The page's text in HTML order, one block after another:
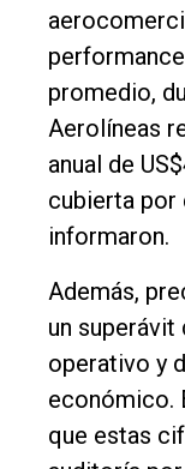
Edición
Empresa
Nosotros
Contacto
promedio,
Aerolíneas
anual de
cubierta por
informaron.
Además,
un superávit
operativo y
económico.
que estas